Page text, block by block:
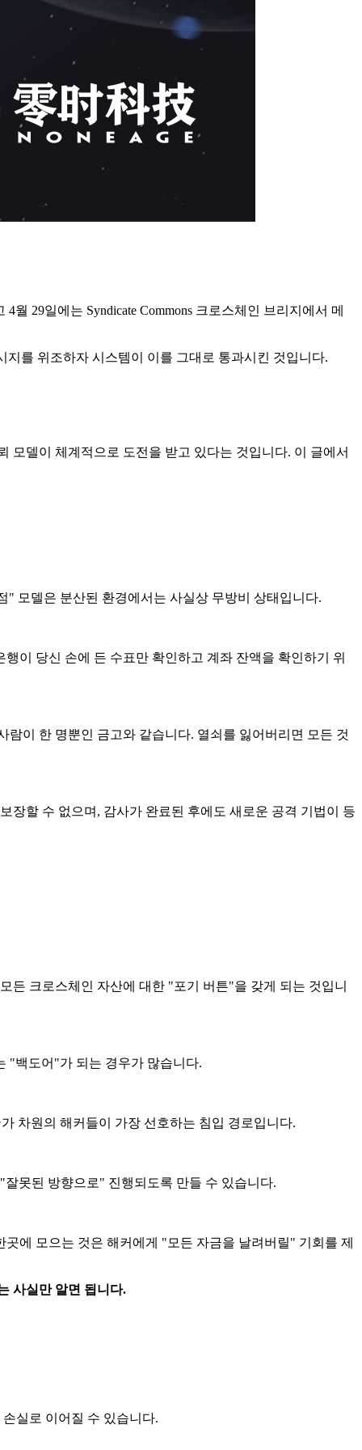
29일에는 Syndicate Commons 크로스체인 브리지에서 메
를 위조하자 시스템이 이를 그대로 통과시킨 것입니다.
모델이 체계적으로 도전을 받고 있다는 것입니다. 이 글에서
모델은 분산된 환경에서는 사실상 무방비 상태입니다.
이 당신 손에 든 수표만 확인하고 계좌 잔액을 확인하기 위
이 한 명뿐인 금고와 같습니다. 열쇠를 잃어버리면 모든 것
장할 수 없으며, 감사가 완료된 후에도 새로운 공격 기법이 등
든 크로스체인 자산에 대한 "포기 버튼"을 갖게 되는 것입니
"백도어"가 되는 경우가 많습니다.
차원의 해커들이 가장 선호하는 침입 경로입니다.
못된 방향으로" 진행되도록 만들 수 있습니다.
에 모으는 것은 해커에게 "모든 자금을 날려버릴" 기회를 제
사실만 알면 됩니다.
실로 이어질 수 있습니다.